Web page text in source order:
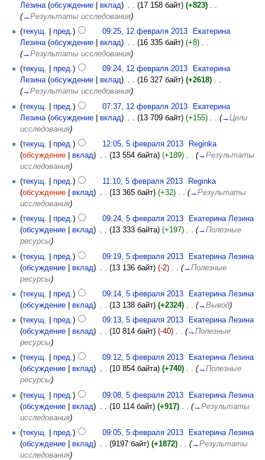
Лезина (обсуждение вклад) (17 158 байт) (+823)‎
(→Результаты исследования)
(текущ. пред.) 09:25, 12 февраля 2013
Екатерина
Лезина (обсуждение вклад) . . (16 335 байт) (+8)‎ . .
(→Результаты исследования)
(текущ. пред.) 09:24, 12 февраля 2013
Екатерина
Лезина (обсуждение вклад) . . (16 327 байт) (+2618)‎ . .
(→Результаты исследования)
(текущ. пред. ) 07:37, 12 февраля 2013
Екатерина
Лезина (обсуждение вклад) (13 709 байт) (+155)‎ (→Цели
исследования)
(текущ. пред. ) 12:05, 5 февраля 2013
Reginka
(обсуждение вклад) (13 554 байта) (+189)‎ (→Результаты
исследования)
(текущ. пред.) 11:10, 5 февраля 2013
Reginka
(обсуждение вклад) . . (13 365 байт) (+32)‎ . . (→Результаты
исследования)
(текущ. пред.) 09:24, 5 февраля 2013
Екатерина Лезина
(обсуждение вклад) . . (13 333 байта) (+197)‎ . . (→Полезные
ресурсы)
(текущ. пред. ) 09:19, 5 февраля 2013
Екатерина Лезина
(обсуждение вклад) (13 136 байт) (-2)‎ (→Полезные
ресурсы)
(текущ. пред.) 09:14, 5 февраля 2013
Екатерина Лезина
(обсуждение вклад) . . (13 138 байт) (+2324)‎ . . (→Вывод)
(текущ. пред.) 09:13, 5 февраля 2013
Екатерина Лезина
(обсуждение вклад) . . (10 814 байт) (-40)‎ . . (→Полезные
ресурсы)
(текущ. пред.) 09:12, 5 февраля 2013
Екатерина Лезина
(обсуждение вклад) . . (10 854 байта) (+740)‎ . . (→Полезные
ресурсы)
(текущ. пред. ) 09:08, 5 февраля 2013
Екатерина Лезина
(обсуждение вклад) (10 114 байт) (+917)‎ (→Результаты
исследования)
(текущ. пред.) 09:05, 5 февраля 2013
Екатерина Лезина
(обсуждение вклад) . . (9197 байт) (+1872)‎ . . (→Результаты
исследования)